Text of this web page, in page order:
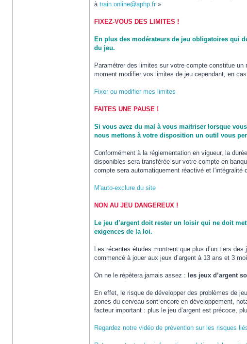
à train.online@aphp.fr »
FIXEZ-VOUS DES LIMITES !
En plus des modérateurs de jeu obligatoires qui
du jeu.
Paramétrer des limites sur votre compte constitue
moment modifier vos limites de jeu cependant, en
Fixer ou modifier mes limites
FAITES UNE PAUSE !
Si vous avez du mal à vous maitriser lorsque
nous mettons à votre disposition un outil vous
Conformément à la réglementation en vigueur, la
disponibles sera transférée sur votre compte en
compte sera automatiquement réactivé et l'intégralité
M'auto-exclure du site
NON AU JEU DANGEREUX !
Le jeu d’argent doit rester un loisir qui ne doit
exigences de la loi.
Les récentes études montrent que plus d’un tiers
commencé à jouer aux jeux d’argent à 13 ans et 3
On ne le répètera jamais assez : les jeux d’argent
En effet, le risque de développer des problèmes de
zones du cerveau sont encore en développement,
facteur important : plus le jeu d’argent est précoce,
Regardez notre vidéo de prévention sur les risques